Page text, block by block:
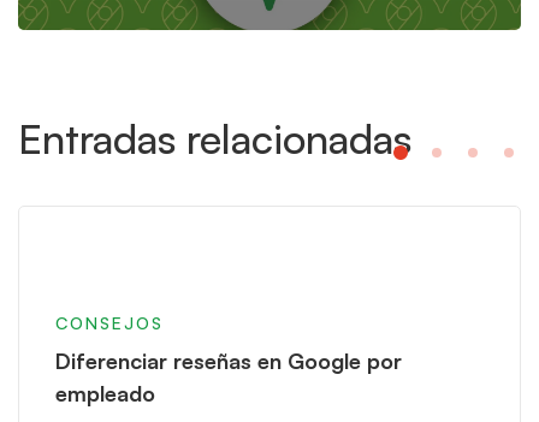
Entradas relacionadas
CONSEJOS
Diferenciar reseñas en Google por
empleado